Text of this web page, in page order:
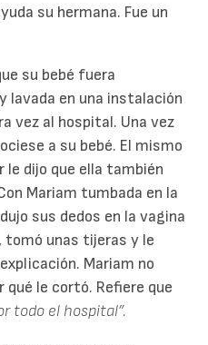
su hermana. Fue un
su bebé fuera
lavada en una instalación
vez al hospital. Una vez
a su bebé. El mismo
dijo que ella también
Mariam tumbada en la
sus dedos en la vagina
tomó unas tijeras y le
Mariam no
qué le cortó. Refiere que
todo el hospital”.